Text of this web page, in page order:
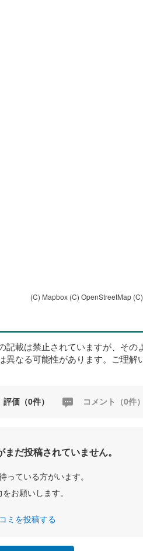
(C) Mapbox (C) OpenStreetMap
載は禁止されていますが、その
なる可能性があります。ご理解
評価（0件） コメント（0件）
だ投稿されていません。
っている方がいます。
お願いします。
ミを投稿する